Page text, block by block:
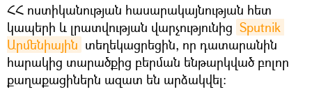
ՀՀ ոստիկանության հասարակայնության հետ
կապերի և լրատվության վարչությունից Sputnik
Արմենիային տեղեկացրեցին, որ դատարանին
հարակից տարածքից բերման ենթարկված բոլոր
քաղաքացիներն ազատ են արձակվել: